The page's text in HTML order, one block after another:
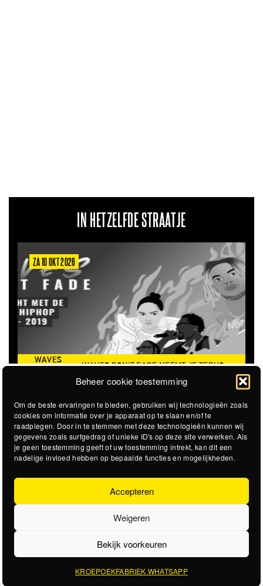
Beheer cookie toestemming
Om de beste ervaringen te bieden, gebruiken wij technologieën zoals
cookies om informatie over je apparaat op te slaan en/of te
raadplegen. Door in te stemmen met deze technologieën kunnen wij
gegevens zoals surfgedrag of unieke ID's op deze site verwerken. Als
je geen toestemming geeft of uw toestemming intrekt, kan dit een
nadelige invloed hebben op bepaalde functies en mogelijkheden.
Accepteren
Weigeren
Bekijk voorkeuren
KROEPOEKFABRIEK WHATSAPP
IN HETZELFDE STRAATJE
JE TERUG
ST. PATRICK'S